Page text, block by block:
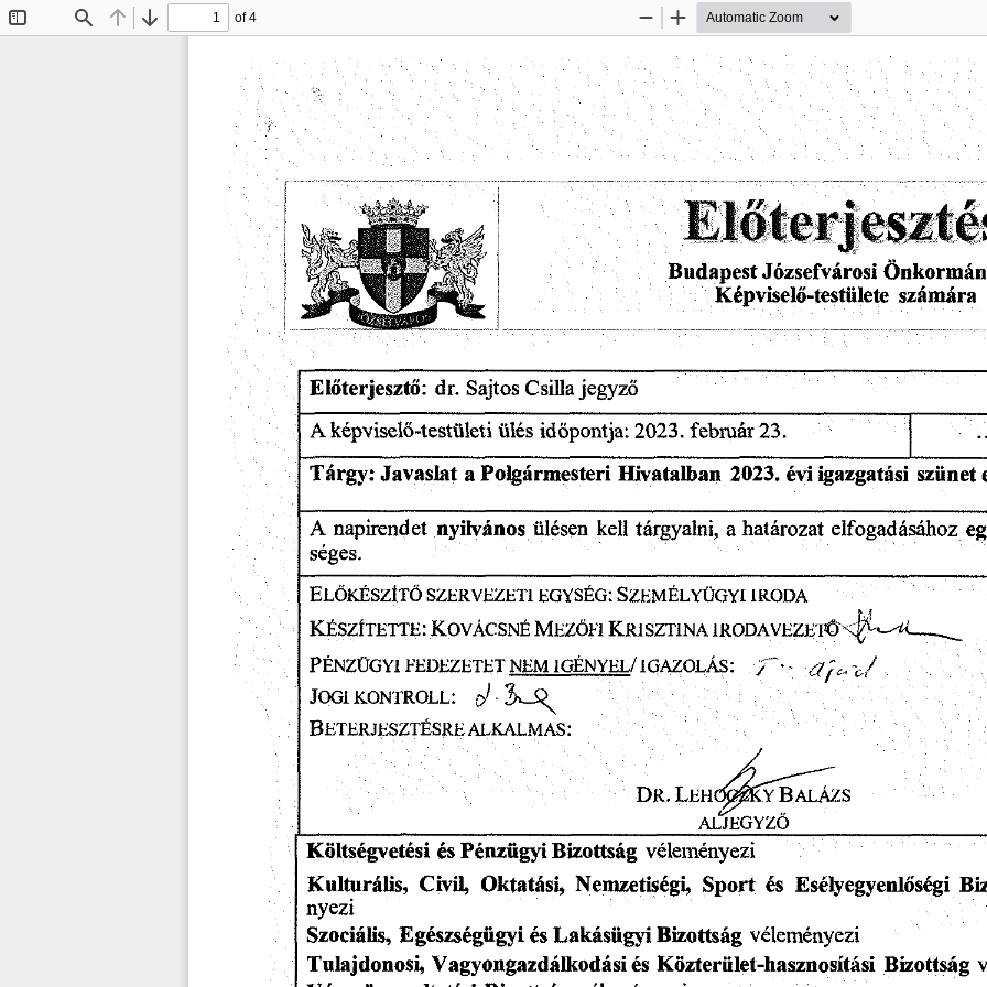
Find Previous
Next
of 4
Zoom
Zoom
Budapest Józsefvárosi
Képviselő-testülete számára
Előterjesztő: dr. Sajtos Csilla jegyző
A képviselő-testületi ülés időpontja: 2023. február 23. ..
Tárgy: Javaslat a Polgármesteri Hivatalban 2023. évi igazgatási szünet
A napirendet nyilvános ülésen kell tárgyalni, a határozat elfogadásához
séges.
Előkészítő szervezeti egység:Személyügyi iroda
y
Készítette: Kovácsné Mezőfi Krisztina iRODAVEZET^^--^—^
PÉNZÜGYI FEDEZETET NEM IGÉNYEL/IGAZOLÁS:
/'•-
JOGI KONTROLL:
Beterjesztésrealkalmas:
DR. L ^^YB ÁZS
ALJEGYZŐ
Költségvetési és Pénzügyi Bizottság véleményezi
Kulturális, Civil, Oktatási, Nemzetiségi, Sport és Esélyegyenlőségi
nyezi
Szociális, Egészségügyi és Lakásügyi Bizottság véleményezi
Tulajdonosi, Vagyongazdálkodási és Közterület-hasznosítási Bizottság